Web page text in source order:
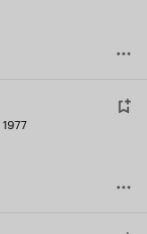
1977